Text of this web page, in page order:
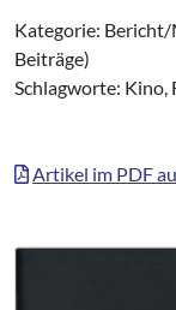
Kategorie: Bericht/
Beiträge)
Schlagworte:
Artikel im PDF